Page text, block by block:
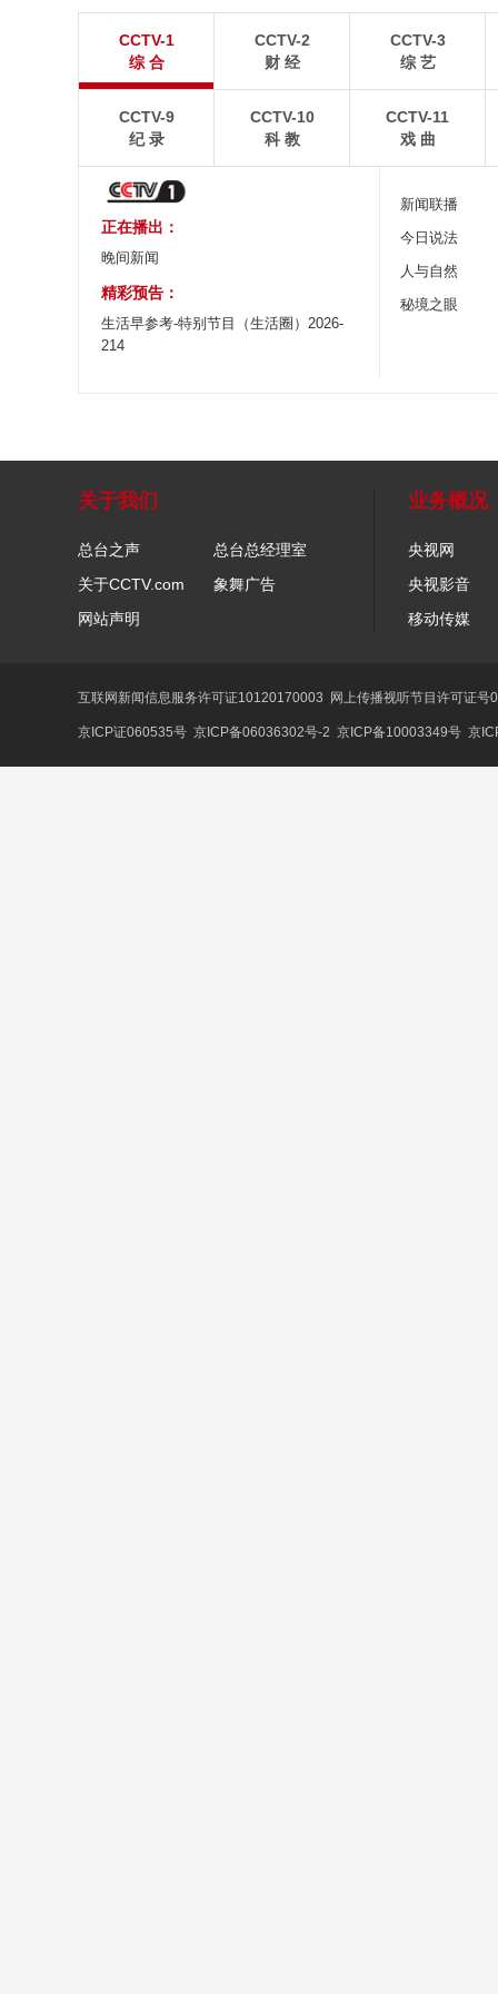
8月5日，“科伦坡”轮缓缓驶离山东港口青岛港前湾联
合集装箱码头。
8月6日，河北承德，
CCTV-1
综 合
CCTV-2
财 经
CCTV-3
综 艺
CCTV-9
纪 录
CCTV-10
科 教
CCTV-11
戏 曲
正在播出：
晚间新闻
精彩预告：
生活早参考-特别节目（生活圈）2026-
214
新闻联播
今日说法
人与自然
秘境之眼
关于我们
总台之声
总台总经理室
关于CCTV.com
象舞广告
网站声明
业务概况
央视网
央视影音
移动传媒
互联网新闻信息服务许可证10120170003 网上传播视听节目许可证
京ICP证060535号 京ICP备06036302号-2 京ICP备10003349号 京